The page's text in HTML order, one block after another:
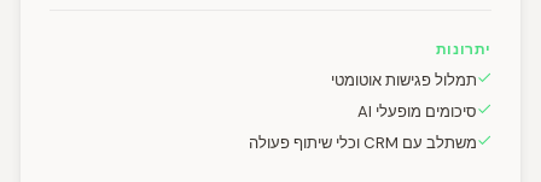
יתרונות
תמלול פגישות אוטומטי
סיכומים מופעלי AI
משתלב עם CRM וכלי שיתוף פעולה